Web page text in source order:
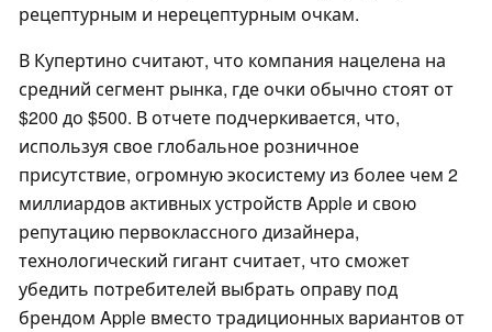
рецептурным и нерецептурным очкам.
В Купертино считают, что компания нацелена на
средний сегмент рынка, где очки обычно стоят от
$200 до $500. В отчете подчеркивается, что,
используя свое глобальное розничное
присутствие, огромную экосистему из более чем 2
миллиардов активных устройств Apple и свою
репутацию первоклассного дизайнера,
технологический гигант считает, что сможет
убедить потребителей выбрать оправу под
брендом Apple вместо традиционных вариантов от